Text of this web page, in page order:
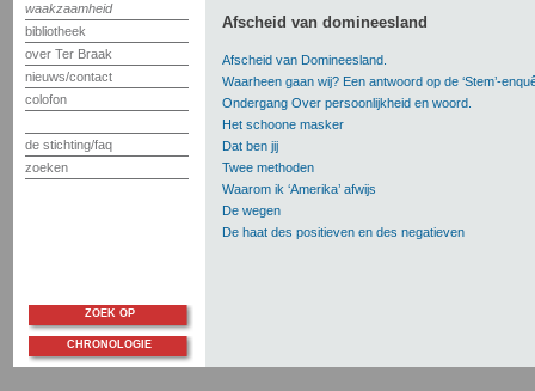
waakzaamheid
bibliotheek
over Ter Braak
nieuws/contact
colofon
de stichting/faq
zoeken
Afscheid van domineesland
Afscheid van Domineesland.
Waarheen gaan wij? Een antwoord op de ‘Stem’-
Ondergang Over persoonlijkheid en woord.
Het schoone masker
Dat ben jij
Twee methoden
Waarom ik ‘Amerika’ afwijs
De wegen
De haat des positieven en des negatieven
ZOEK OP
CHRONOLOGIE